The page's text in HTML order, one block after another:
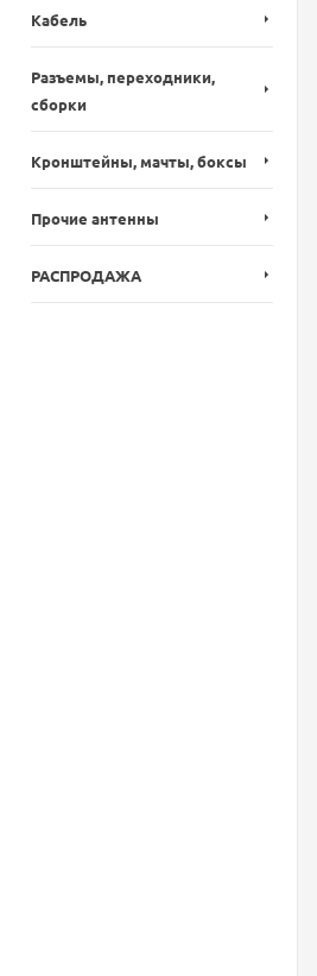
Кабель
Разъемы, переходники,
сборки
Кронштейны, мачты, боксы
Прочие антенны
РАСПРОДАЖА